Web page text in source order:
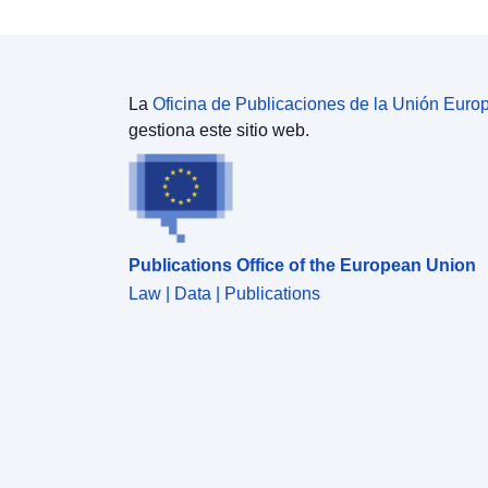
resulten de una síntesis utilizando varias fuentes de
observados. Estos datos de origen no están
cubiertos por esta clase de objetos, sino por otra
norma que trata del conocimiento de los peligros.
Algunas áreas del perímetro del estudio se
consideran «zonas de peligro cero o
insignificantes». Estas son las áreas en las que el
peligro ha sido estudiado y es nulo. Estas áreas no
La Oficina de Publicaciones de la Unión
gestiona este sitio web.
Publications Office of the European Union
Law | Data | Publications